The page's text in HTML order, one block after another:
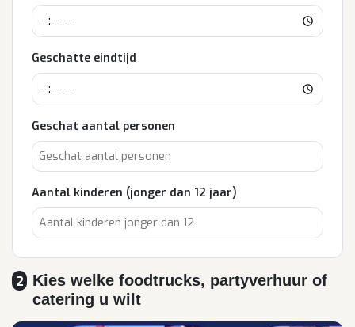
Geschatte eindtijd
Geschat aantal personen
Aantal kinderen (jonger dan 12 jaar)
2
Kies welke foodtrucks, partyverhuur of
catering u wilt